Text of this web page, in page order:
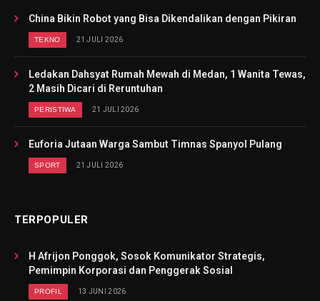
China Bikin Robot yang Bisa Dikendalikan dengan Pikiran
TEKNO 21 JULI 2026
Ledakan Dahsyat Rumah Mewah di Medan, 1 Wanita Tewas,
2 Masih Dicari di Reruntuhan
PERISTIWA 21 JULI 2026
Euforia Jutaan Warga Sambut Timnas Spanyol Pulang
SPORT 21 JULI 2026
TERPOPULER
H Afrijon Ponggok, Sosok Komunikator Strategis,
Pemimpin Korporasi dan Penggerak Sosial
PROFIL 13 JUNI 2026